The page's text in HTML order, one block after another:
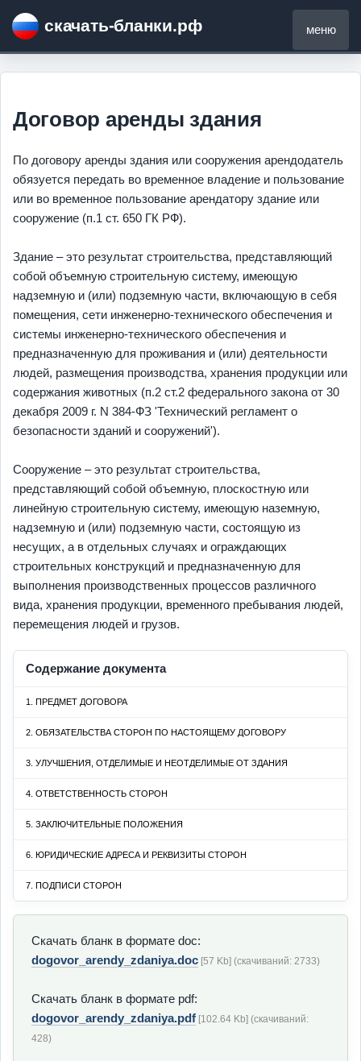
скачать-бланки.рф
Договор аренды здания
По договору аренды здания или сооружения арендодатель
обязуется передать во временное владение и пользование
или во временное пользование арендатору здание или
сооружение (п.1 ст. 650 ГК РФ).
Здание – это результат строительства, представляющий
собой объемную строительную систему, имеющую
надземную и (или) подземную части, включающую в себя
помещения, сети инженерно-технического обеспечения и
системы инженерно-технического обеспечения и
предназначенную для проживания и (или) деятельности
людей, размещения производства, хранения продукции или
содержания животных (п.2 ст.2 федерального закона от 30
декабря 2009 г. N 384-ФЗ 'Технический регламент о
безопасности зданий и сооружений').
Сооружение – это результат строительства,
представляющий собой объемную, плоскостную или
линейную строительную систему, имеющую наземную,
надземную и (или) подземную части, состоящую из
несущих, а в отдельных случаях и ограждающих
строительных конструкций и предназначенную для
выполнения производственных процессов различного
вида, хранения продукции, временного пребывания людей,
перемещения людей и грузов.
Содержание документа
1. ПРЕДМЕТ ДОГОВОРА
2. ОБЯЗАТЕЛЬСТВА СТОРОН ПО НАСТОЯЩЕМУ ДОГОВОРУ
3. УЛУЧШЕНИЯ, ОТДЕЛИМЫЕ И НЕОТДЕЛИМЫЕ ОТ ЗДАНИЯ
4. ОТВЕТСТВЕННОСТЬ СТОРОН
5. ЗАКЛЮЧИТЕЛЬНЫЕ ПОЛОЖЕНИЯ
6. ЮРИДИЧЕСКИЕ АДРЕСА И РЕКВИЗИТЫ СТОРОН
7. ПОДПИСИ СТОРОН
Скачать бланк в формате doc:
dogovor_arendy_zdaniya.doc [57 Kb] (cкачиваний: 2733)
Скачать бланк в формате pdf:
dogovor_arendy_zdaniya.pdf [102.64 Kb] (cкачиваний:
428)
меню